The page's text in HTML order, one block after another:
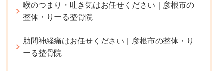
喉のつまり・吐き気はお任せください｜彦根市の
整体・りーる整骨院
肋間神経痛はお任せください｜彦根市の整体・り
ーる整骨院